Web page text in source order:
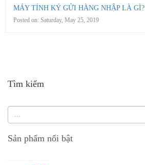
MÁY TÍNH KÝ GỬI HÀNG NHẬP LÀ GÌ?
Posted on: Saturday, May 25, 2019
Tìm kiếm
Sản phẩm nổi bật